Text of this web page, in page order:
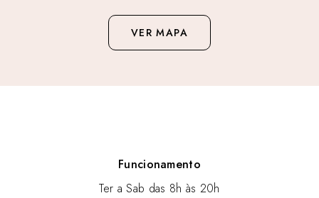
VER MAPA
Funcionamento
Ter a Sab das 8h às 20h